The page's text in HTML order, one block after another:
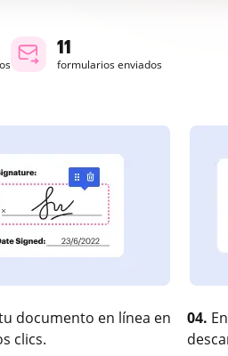
11
formularios enviados
documento en línea en
clics.
04.